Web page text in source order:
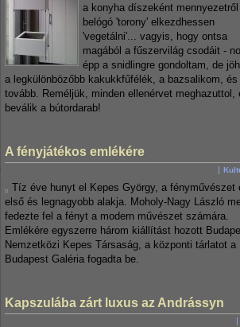
a konyha díszeként mennyezetről
belógó 'torony' elkezdhessen
'vegetálni'... vagyis, hogy ontsa
magából a fűszervilág csodáit -
épp a snidlingre gondoltam, de
a legkülönbözőbb kakukkfűfélék, a bazsalikom,
tovább. Reméljük, minden ellenérvet meghazuttol,
beválik a bútordarab!
A fényjátékos emlékére
Tíz éve hunyt el Kepes György, a fényművészet
első és legnagyobb alakja. Moholy-Nagy László
fedezte fel a fényt a modern művészet számára.
Emlékére egyszerre három kiállítást hozott
Nemzetközi Kepes Társaság, a központi tárlatot a
Budapest Galéria fogadta be.
Kapszulába zárt luxus az Andrássyn